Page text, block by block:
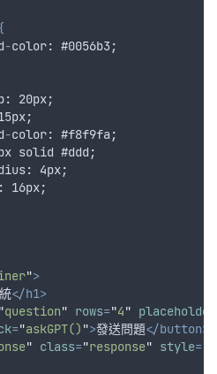
-color: #0056b3 ;
: 20px;
px;
-color: #f8f9fa;
solid #ddd ;
: 4px;
: 16px;
">
</h1>
"question" rows="4" placeholder
="askGPT() ">發送問題</button>
" class="response" style=